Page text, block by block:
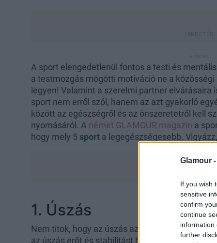
Glamour -
If you wish
sensitive
confirm
continue
information
further
A sport elengedetlenül fontos a testi és
a testmozgás mögötti motiváció ne a
legyen! Valamint a szerelmi partner
sport nem erről szól, hanem az azt gyakorló
között az egészségről és az önszeretetről kell
nyomásáról. A német GLAMOUR magazin a
hogy mely 5 sport a legegészségesebb.
1. Úszás
Nem titok, hogy az úszás az egyik
az úszás erőt és stabilitást hoz a gyakorlóinak,